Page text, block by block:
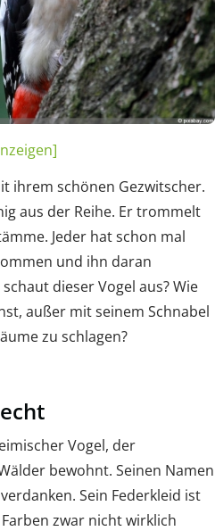
ihrem schönen Gezwitscher.
aus der Reihe. Er trommelt
Jeder hat schon mal
und ihn daran
dieser Vogel aus? Wie
außer mit seinem Schnabel
zu schlagen?
Vogel, der
bewohnt. Seinen Namen
Sein Federkleid ist
zwar nicht wirklich